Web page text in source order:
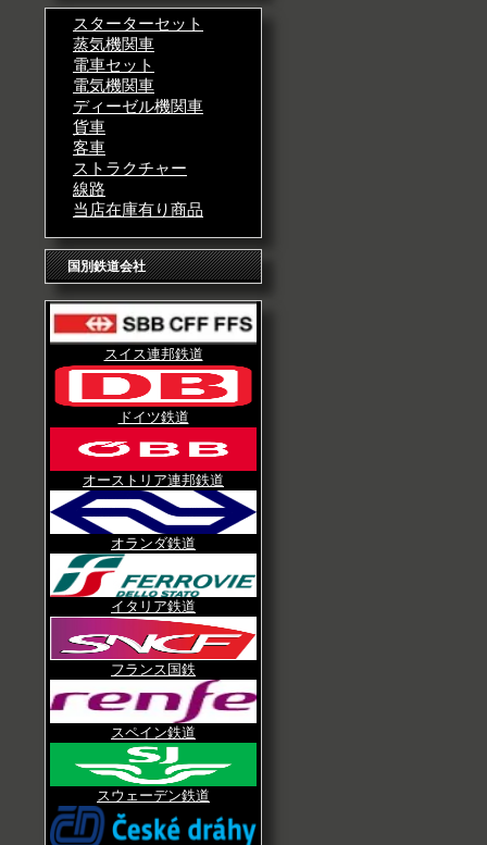
スターターセット
蒸気機関車
電車セット
電気機関車
ディーゼル機関車
貨車
客車
ストラクチャー
線路
当店在庫有り商品
国別鉄道会社
スイス連邦鉄道
ドイツ鉄道
オーストリア連邦鉄道
オランダ鉄道
イタリア鉄道
フランス国鉄
スペイン鉄道
スウェーデン鉄道